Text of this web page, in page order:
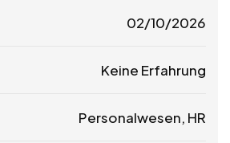
02/10/2026
Keine Erfahrung
Personalwesen, HR